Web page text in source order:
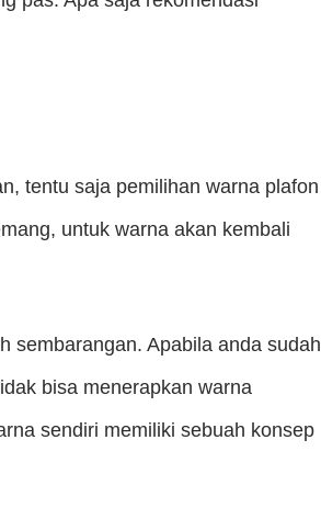
tentu saja pemilihan warna plafon
untuk warna akan kembali
sembarangan. Apabila anda sudah
bisa menerapkan warna
sendiri memiliki sebuah konsep